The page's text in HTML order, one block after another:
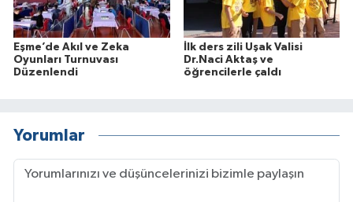
Eşme’de Akıl ve Zeka
Oyunları Turnuvası
Düzenlendi
İlk ders zili Uşak Valisi
Dr.Naci Aktaş ve
öğrencilerle çaldı
Yorumlar